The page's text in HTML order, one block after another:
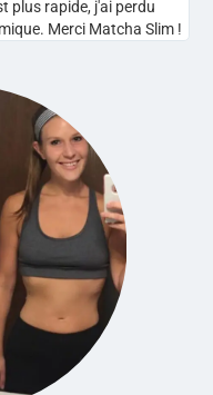
plus rapide, j'ai perdu
Merci Matcha Slim !